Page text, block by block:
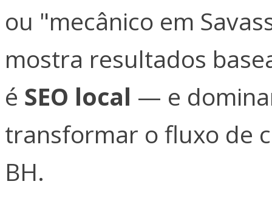
ou "mecânico em
mostra resultados
é SEO local — e
transformar o fluxo de
BH.